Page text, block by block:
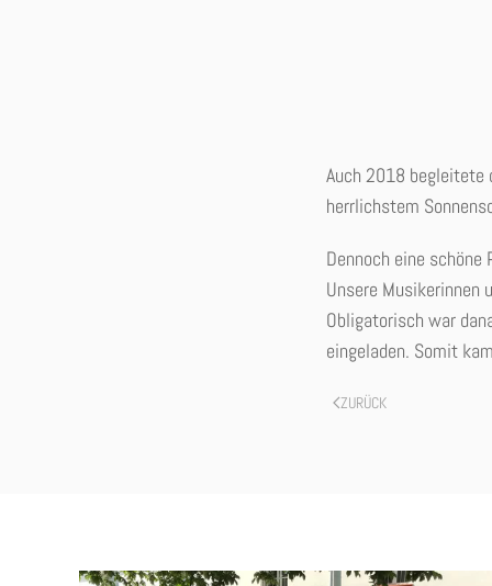
Auch 2018 begleitete
herrlichstem
Dennoch eine
Unsere Musikerinnen
Obligatorisch war
eingeladen. Somit
ZURÜCK